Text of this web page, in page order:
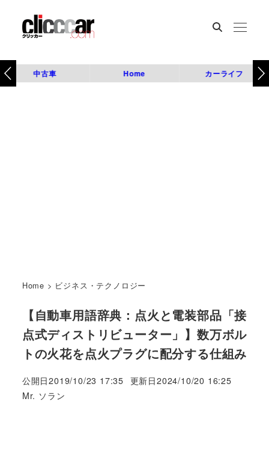
中古車 Home カーライフ
Home > ビジネス・テクノロジー
【自動車用語辞典：点火と電装部品「接
点式ディストリビューター」】数万ボル
トの火花を点火プラグに配分する仕組み
公開日2019/10/23 17:35 更新日2024/10/20 16:25
著
Mr. ソラン